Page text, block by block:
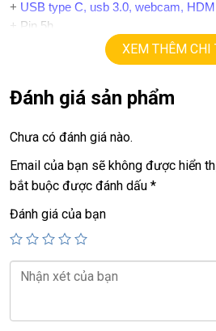
+ USB type C, usb 3.0, webcam,
+ Pin 5h
+ phím chiclet, có đèn bàn phím, full
+ Finger ID, face ID.
Giá :12.9tr
💻LAPTOP TRIỀU PHÁT • UY TÍN •
TỐT💻
📞Hotline / Zalo:0939.008.008 –
Địa chỉ: 60/26 Đồng Đen, P. Tân
Tất cả sả n phẩ m tạ
XEM THÊM CHI
Đánh giá sản phẩm
Chưa có đánh giá nào.
Email của bạn sẽ không được hiển
bắt buộc được đánh dấu *
Đánh giá của bạn